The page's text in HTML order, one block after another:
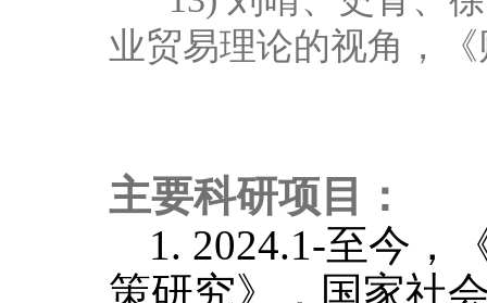
业贸易理论的视角，
主要科研项目：
1. 2024.1-至今，
策研究》，国家社